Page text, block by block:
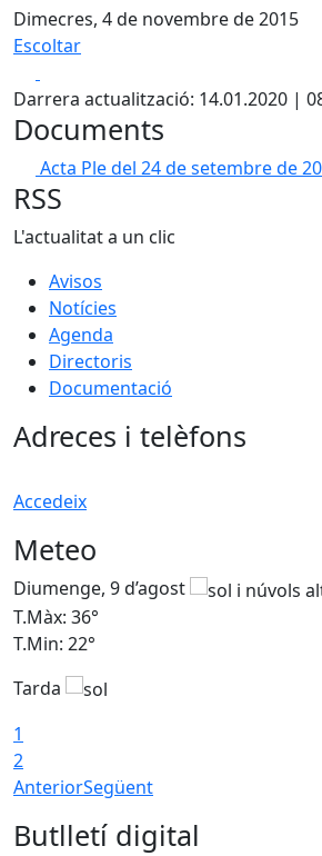
Dimecres, 4 de novembre de 2015
Escoltar
Darrera actualització: 14.01.2020 |
Documents
Acta Ple del 24 de setembre de
RSS
L'actualitat a un clic
Avisos
Notícies
Agenda
Directoris
Documentació
Adreces i telèfons
Accedeix
Meteo
Diumenge, 9 d’agost
T.Màx: 36°
T.Min: 22°
Tarda
1
2
AnteriorSegüent
Butlletí digital